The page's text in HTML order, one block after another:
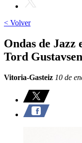
< Volver
Ondas de Jazz
Tord
Vitoria-Gasteiz 10 de